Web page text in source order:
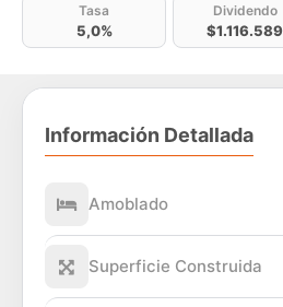
Tasa
5,0%
Dividendo
$1.116.589
Información Detallada
Amoblado
Superficie Construida